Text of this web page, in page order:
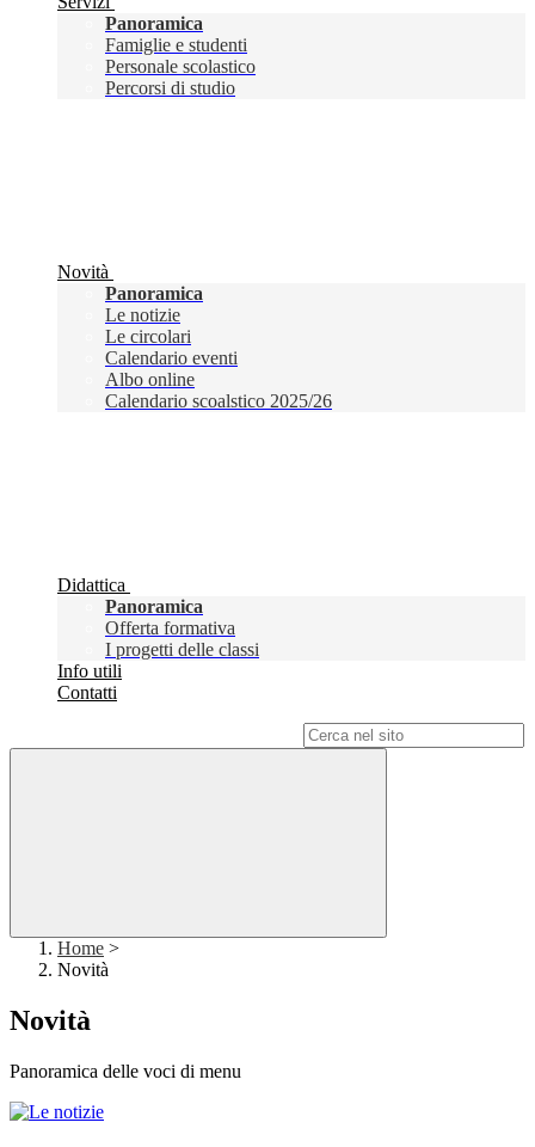
Panoramica
Famiglie e studenti
Personale scolastico
Percorsi di studio
Novità
Panoramica
Le notizie
Le circolari
Calendario eventi
Albo online
Calendario scoalstico 2025/26
Didattica
Panoramica
Offerta formativa
I progetti delle classi
Info utili
Contatti
Home >
Novità
Novità
Panoramica delle voci di menu